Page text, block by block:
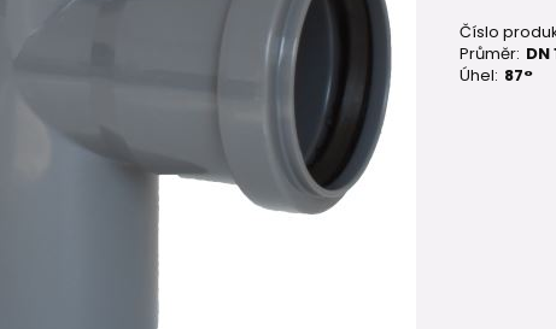
Číslo
Průměr: DN
Úhel: 87°